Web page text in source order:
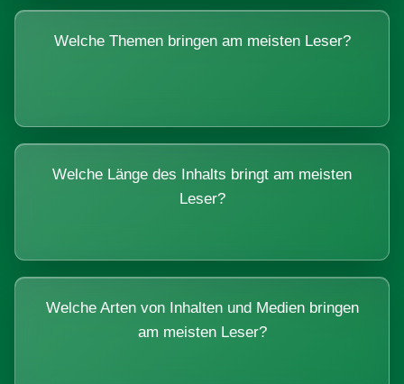
Welche Themen bringen am meisten Leser?
Welche Länge des Inhalts bringt am meisten
Leser?
Welche Arten von Inhalten und Medien bringen
am meisten Leser?